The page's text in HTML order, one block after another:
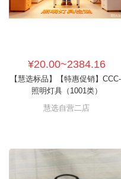
¥20.00~2384.16
【慧选标品】【特惠促销】
照明灯具（1001类）
慧选自营二店